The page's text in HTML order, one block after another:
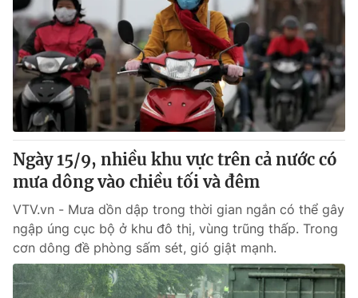
Ngày 15/9, nhiều khu vực trên cả nước có
mưa dông vào chiều tối và đêm
VTV.vn - Mưa dồn dập trong thời gian ngắn có thể gây
ngập úng cục bộ ở khu đô thị, vùng trũng thấp. Trong
cơn dông đề phòng sấm sét, gió giật mạnh.